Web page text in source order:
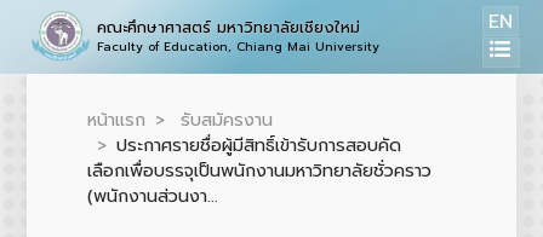
คณะศึกษาศาสตร์ มหาวิทยาลัยเชียงใหม่
Faculty of Education, Chiang Mai University
EN
หน้าแรก
รับสมัครงาน
ประกาศรายชื่อผู้มีสิทธิ์เข้ารับการสอบคัด
เลือกเพื่อบรรจุเป็นพนักงานมหาวิทยาลัยชั่วคราว
(พนักงานส่วนงา...